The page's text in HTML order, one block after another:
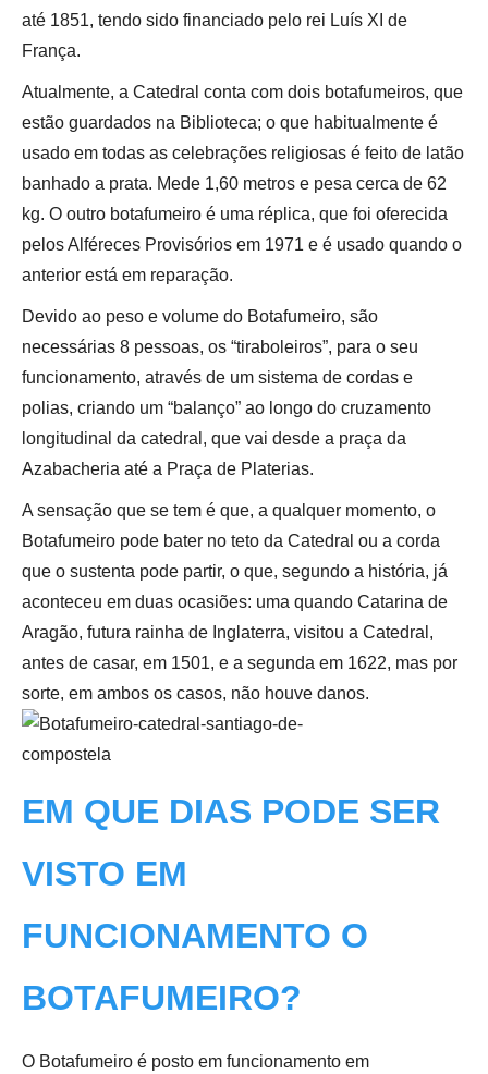
até 1851, tendo sido financiado pelo rei Luís XI de
França.
Atualmente, a Catedral conta com dois botafumeiros, que
estão guardados na Biblioteca; o que habitualmente é
usado em todas as celebrações religiosas é feito de latão
banhado a prata. Mede 1,60 metros e pesa cerca de 62
kg. O outro botafumeiro é uma réplica, que foi oferecida
pelos Alféreces Provisórios em 1971 e é usado quando o
anterior está em reparação.
Devido ao peso e volume do Botafumeiro, são
necessárias 8 pessoas, os “tiraboleiros”, para o seu
funcionamento, através de um sistema de cordas e
polias, criando um “balanço” ao longo do cruzamento
longitudinal da catedral, que vai desde a praça da
Azabacheria até a Praça de Platerias.
A sensação que se tem é que, a qualquer momento, o
Botafumeiro pode bater no teto da Catedral ou a corda
que o sustenta pode partir, o que, segundo a história, já
aconteceu em duas ocasiões: uma quando Catarina de
Aragão, futura rainha de Inglaterra, visitou a Catedral,
antes de casar, em 1501, e a segunda em 1622, mas por
sorte, em ambos os casos, não houve danos.
EM QUE DIAS PODE SER
VISTO EM
FUNCIONAMENTO O
BOTAFUMEIRO?
O Botafumeiro é posto em funcionamento em